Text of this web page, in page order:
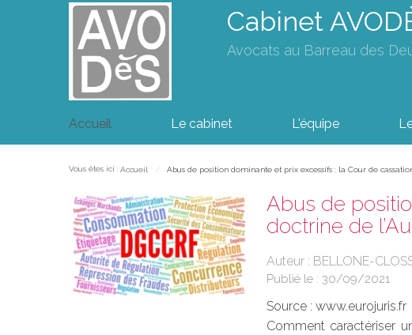
Cabinet
Avocats au Barreau des
Accueil Le cabinet L'équipe
Vous êtes ici : Accueil Abus de position dominante et prix excessifs : la Cour de
Abus de
doctrine de
Auteur : BELLONE-
Publié le : 30/09/2021
Source : www.eurojuris.fr
Comment caractériser